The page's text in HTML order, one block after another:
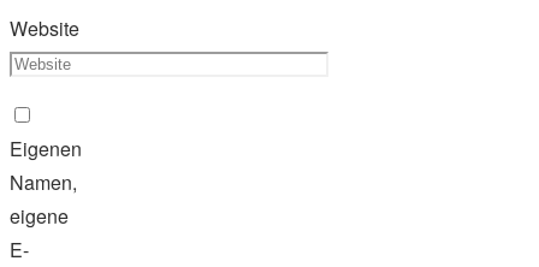
Website
Eigenen
Namen,
eigene
E-